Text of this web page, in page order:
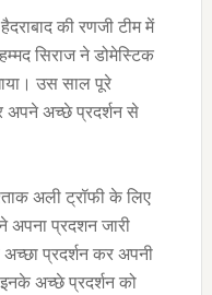
की रणजी टीम में
सिराज ने डोमेस्टिक
उस साल पूरे
अपने अच्छे प्रदर्शन से
अली ट्रॉफी के लिए
अपना प्रदशन जारी
प्रदर्शन कर अपनी
अच्छे प्रदर्शन को